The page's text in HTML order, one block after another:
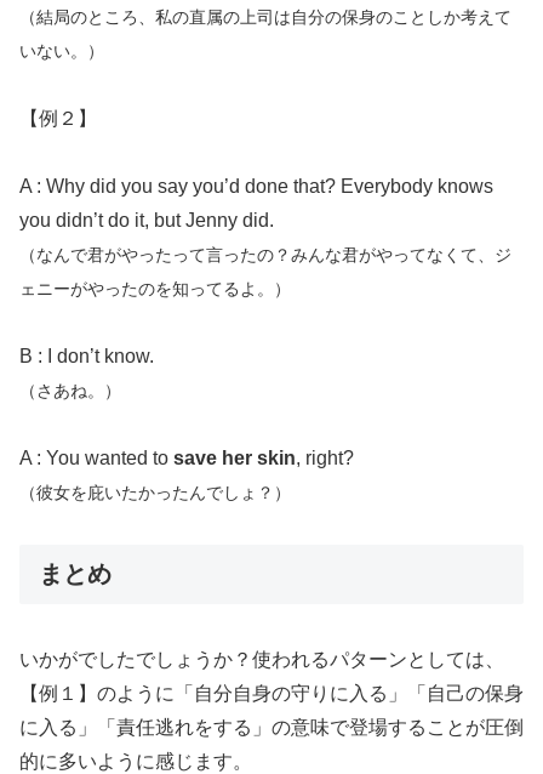
（結局のところ、私の直属の上司は自分の保身のことしか考えて
いない。）
【例２】
A : Why did you say you’d done that? Everybody knows
you didn’t do it, but Jenny did.
（なんで君がやったって言ったの？みんな君がやってなくて、ジ
ェニーがやったのを知ってるよ。）
B : I don’t know.
（さあね。）
A : You wanted to save her skin, right?
（彼女を庇いたかったんでしょ？）
まとめ
いかがでしたでしょうか？使われるパターンとしては、
【例１】のように「自分自身の守りに入る」「自己の保身
に入る」「責任逃れをする」の意味で登場することが圧倒
的に多いように感じます。